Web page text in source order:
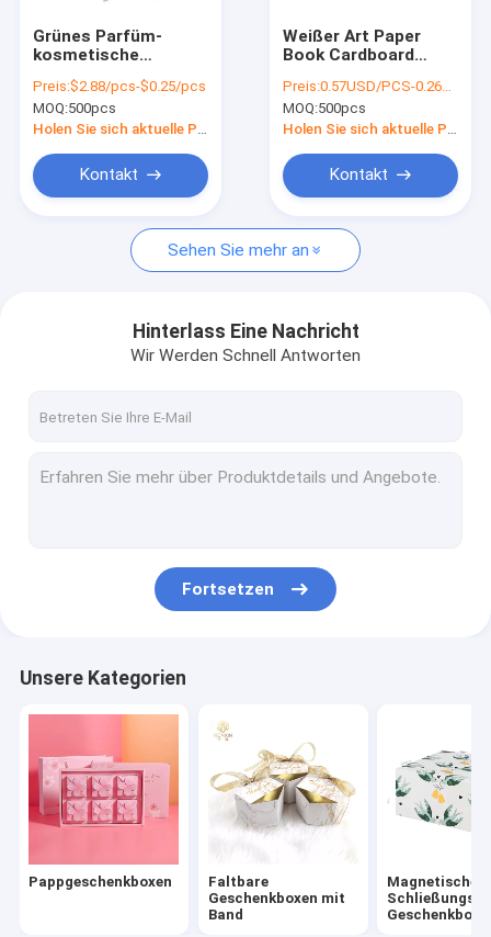
Pappgeschenkboxen
Faltbare Geschenkboxen mit Band
Magnetische Schließungs-Geschenkbox
Gebundene Ausgabe gezeichnetes Notizbuch
Gewölbter Kasten e-Flöte
Laser schnitt Hochzeits-Karten
Dekorative Aufkleber-Aufkleber
Grünes Parfüm-
kosmetische
Pappschachteln mit
dem Band
handgemacht
Preis:$2.88/pcs-$0.25/pcs
MOQ:500pcs
Holen Sie sich aktuelle Preis
Kontakt
Weißer Art Paper
Book Cardboard
Entwurf
Preis:0.57USD/PCS-0.26USD/PCS
MOQ:500pcs
Holen Sie sich aktuelle Preis
Kontakt
Sehen Sie mehr an
Hinterlass Eine Nachricht
Wir Werden Schnell Antworten
Fortsetzen
Unsere Kategorien
Pappgeschenkboxen
Faltbare
Geschenkboxen mit
Band
Magnetische
Schließungs-
Geschenkbox